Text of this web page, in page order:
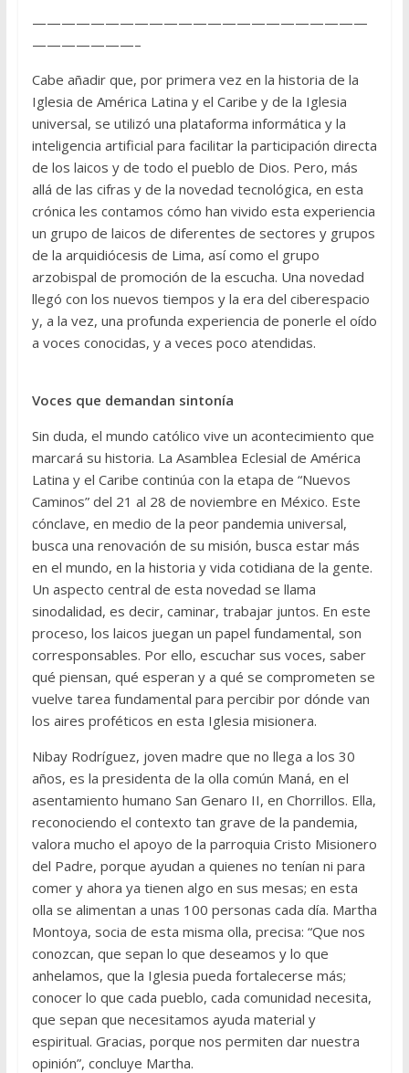
———————————————————————
———————–
Cabe añadir que, por primera vez en la historia de la
Iglesia de América Latina y el Caribe y de la Iglesia
universal, se utilizó una plataforma informática y la
inteligencia artificial para facilitar la participación directa
de los laicos y de todo el pueblo de Dios. Pero, más
allá de las cifras y de la novedad tecnológica, en esta
crónica les contamos cómo han vivido esta experiencia
un grupo de laicos de diferentes de sectores y grupos
de la arquidiócesis de Lima, así como el grupo
arzobispal de promoción de la escucha. Una novedad
llegó con los nuevos tiempos y la era del ciberespacio
y, a la vez, una profunda experiencia de ponerle el oído
a voces conocidas, y a veces poco atendidas.
Voces que demandan sintonía
Sin duda, el mundo católico vive un acontecimiento que
marcará su historia. La Asamblea Eclesial de América
Latina y el Caribe continúa con la etapa de “Nuevos
Caminos” del 21 al 28 de noviembre en México. Este
cónclave, en medio de la peor pandemia universal,
busca una renovación de su misión, busca estar más
en el mundo, en la historia y vida cotidiana de la gente.
Un aspecto central de esta novedad se llama
sinodalidad, es decir, caminar, trabajar juntos. En este
proceso, los laicos juegan un papel fundamental, son
corresponsables. Por ello, escuchar sus voces, saber
qué piensan, qué esperan y a qué se comprometen se
vuelve tarea fundamental para percibir por dónde van
los aires proféticos en esta Iglesia misionera.
Nibay Rodríguez, joven madre que no llega a los 30
años, es la presidenta de la olla común Maná, en el
asentamiento humano San Genaro II, en Chorrillos. Ella,
reconociendo el contexto tan grave de la pandemia,
valora mucho el apoyo de la parroquia Cristo Misionero
del Padre, porque ayudan a quienes no tenían ni para
comer y ahora ya tienen algo en sus mesas; en esta
olla se alimentan a unas 100 personas cada día. Martha
Montoya, socia de esta misma olla, precisa: “Que nos
conozcan, que sepan lo que deseamos y lo que
anhelamos, que la Iglesia pueda fortalecerse más;
conocer lo que cada pueblo, cada comunidad necesita,
que sepan que necesitamos ayuda material y
espiritual. Gracias, porque nos permiten dar nuestra
opinión”, concluye Martha.